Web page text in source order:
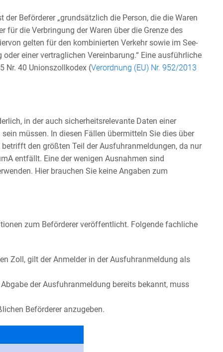
Beförderer „grundsätzlich die Person, die die Waren
für die Verbringung der Waren über die Grenze des
gelten für den kombinierten Verkehr sowie im See-
einer vertraglichen Vereinbarung.“ Eine ausführliche
Nr. 40 Unionszollkodex (Verordnung (EU) Nr. 952/2013
in der auch sicherheitsrelevante Daten einer
müssen. In diesen Fällen übermitteln Sie dies über
betrifft den größten Teil der Ausfuhranmeldungen, da nur
entfällt. Eine der wenigen Ausnahmen sind
Hier brauchen Sie keine Angaben zum
zum Beförderer veröffentlicht. Folgende fachliche
Zoll, gilt der Anmelder in der Ausfuhranmeldung als
der Ausfuhranmeldung bereits bekannt, muss
Beförderer anzugeben.